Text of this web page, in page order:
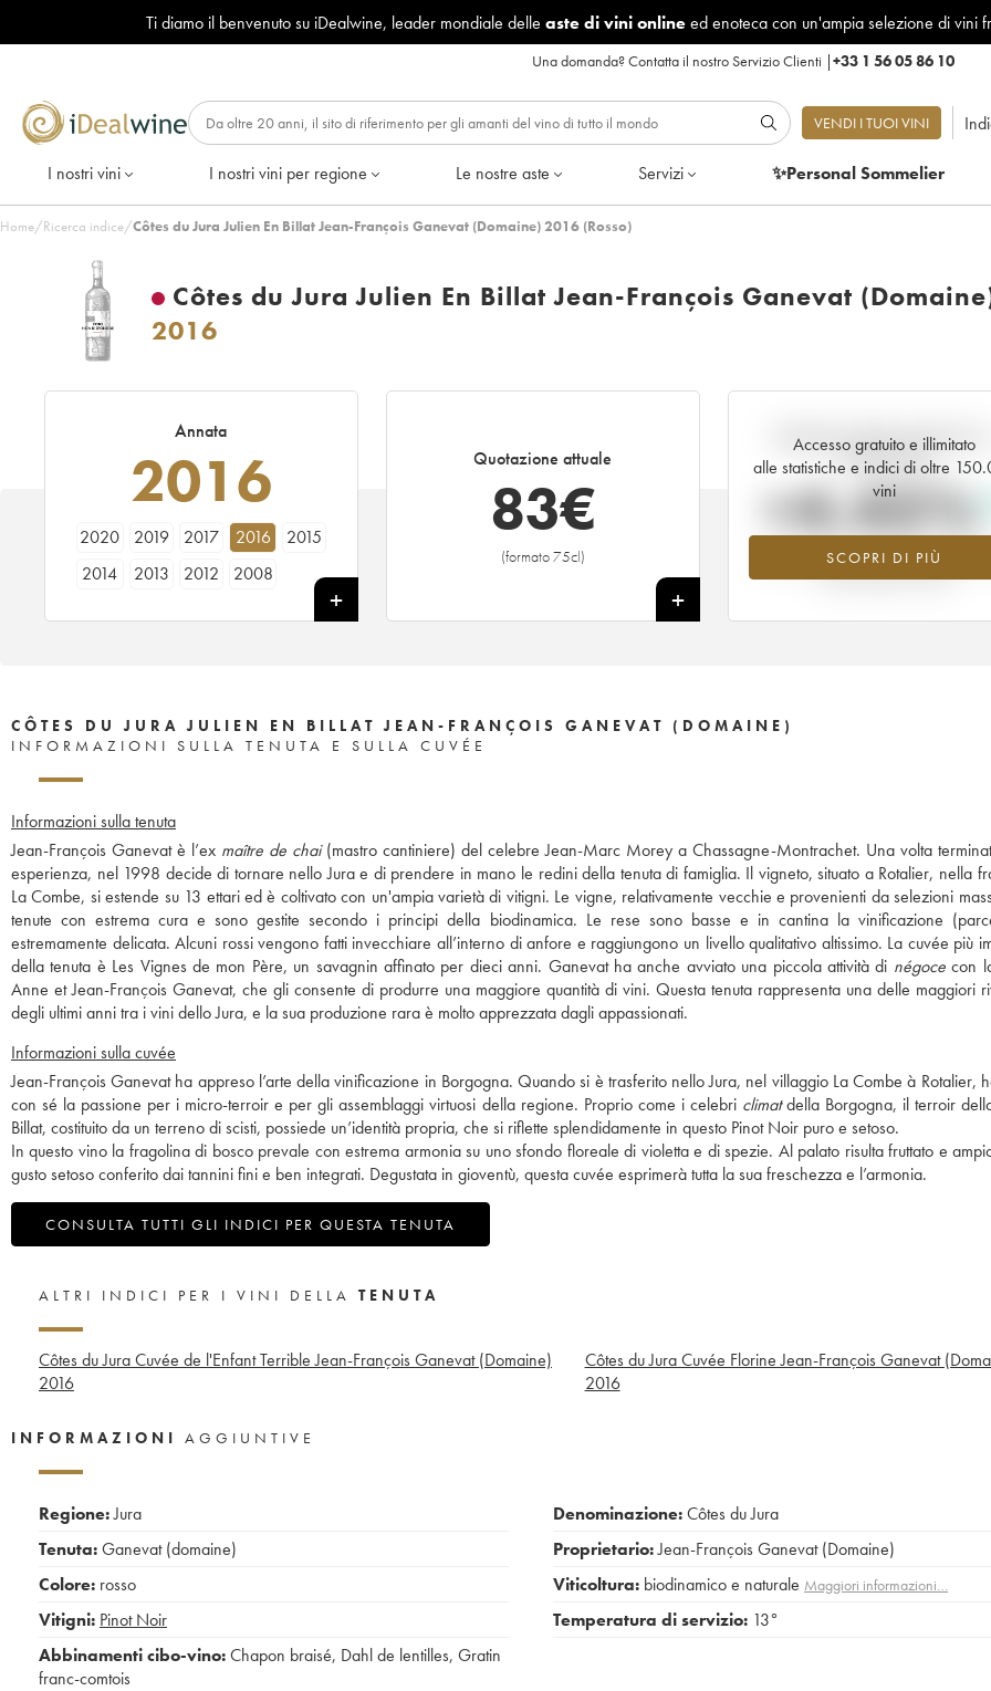
Ti diamo il benvenuto su iDealwine, leader mondiale delle aste di vini onlineed enoteca con un'ampia selezione di vini
Una domanda?Contatta il nostro Servizio Clienti |+33 1 56 05 86 10
VENDI I TUOI VINI
I nostri vini I nostri vini per regione Le nostre aste Servizi ✨Personal Sommelier
Home/Ricerca indice/Côtes du Jura Julien En Billat Jean-François Ganevat (Domaine) 2016 (Rosso)
Côtes du Jura Julien En Billat Jean-François Ganevat
2016
Annata
2016
2020 2019 2017 2016
2015
2014
2013 2012 2008
Quotazione attuale
83€
(formato 75cl)
+
Accesso gratuito e illimitato
alle statistiche e indici di oltre
vini
SCOPRI DI PIÙ
Andamento della quotazione
tempo reale
+4.45%
Valore in aumento per l'annata 2016
2026 rispetto al 2025
CÔTES DU JURA JULIEN EN BILLAT JEAN-FRANÇOIS GANEVAT (DOMAINE)
INFORMAZIONI SULLA TENUTA E SULLA CUVÉE
Informazioni sulla tenuta
Jean-François Ganevat è l’ex maître de chai(mastro cantiniere) del celebre Jean-Marc Morey a Chassagne-Montrachet. Una volta
esperienza, nel 1998 decide di tornare nello Jura e di prendere in mano le redini della tenuta di famiglia. Il vigneto, situato a Rotalier, nella
La Combe, si estende su 13 ettari ed è coltivato con un'ampia varietà di vitigni. Le vigne, relativamente vecchie e provenienti da selezioni
tenute con estrema cura e sono gestite secondo i principi della biodinamica. Le rese sono basse e in cantina la vinificazione
estremamente delicata. Alcuni rossi vengono fatti invecchiare all’interno di anfore e raggiungono un livello qualitativo altissimo. La cuvée più
della tenuta è Les Vignes de mon Père, un savagnin affinato per dieci anni. Ganevat ha anche avviato una piccola attività di négocecon
Anne et Jean-François Ganevat, che gli consente di produrre una maggiore quantità di vini. Questa tenuta rappresenta una delle maggiori
degli ultimi anni tra i vini dello Jura, e la sua produzione rara è molto apprezzata dagli appassionati.
Informazioni sulla cuvée
Jean-François Ganevat ha appreso l’arte della vinificazione in Borgogna. Quando si è trasferito nello Jura, nel villaggio La Combe à Rotalier,
con sé la passione per i micro-terroir e per gli assemblaggi virtuosi della regione. Proprio come i celebri climatdella Borgogna, il terroir
Billat, costituito da un terreno di scisti, possiede un’identità propria, che si riflette splendidamente in questo Pinot Noir puro e setoso.
In questo vino la fragolina di bosco prevale con estrema armonia su uno sfondo floreale di violetta e di spezie. Al palato risulta fruttato e
gusto setoso conferito dai tannini fini e ben integrati. Degustata in gioventù, questa cuvée esprimerà tutta la sua freschezza e l’armonia.
CONSULTA TUTTI GLI INDICI PER QUESTA TENUTA
ALTRI INDICI PER I VINI DELLA TENUTA
Côtes du Jura Cuvée de l'Enfant Terrible Jean-François Ganevat (Domaine)
2016
Côtes du Jura Cuvée Florine Jean-François Ganevat
2016
INFORMAZIONI AGGIUNTIVE
Regione:Jura
Tenuta:Ganevat (domaine)
Colore: rosso
Vitigni: Pinot Noir
Abbinamenti cibo-vino:Chapon braisé, Dahl de lentilles, Gratin
franc-comtois
Denominazione:Côtes du Jura
Proprietario:Jean-François Ganevat (Domaine)
Viticoltura: biodinamico e naturale Maggiori informazioni…
Temperatura di servizio: 13°